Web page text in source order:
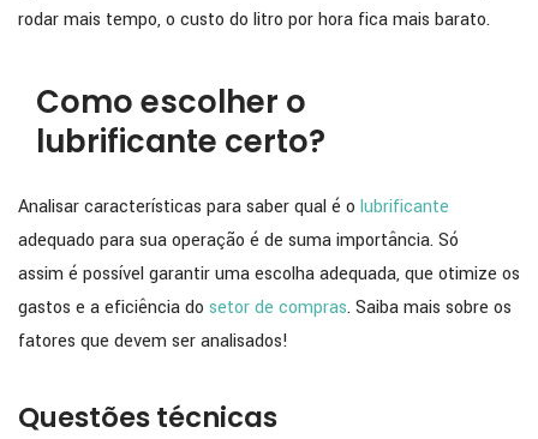
rodar mais tempo, o custo do litro por hora fica mais barato.
Como escolher o
lubrificante certo?
Analisar características para saber qual é o lubrificante
adequado para sua operação é de suma importância. Só
assim é possível garantir uma escolha adequada, que otimize os
gastos e a eficiência do setor de compras. Saiba mais sobre os
fatores que devem ser analisados!
Questões técnicas